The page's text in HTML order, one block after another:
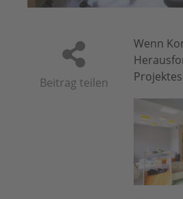
Beitrag teilen
Wenn